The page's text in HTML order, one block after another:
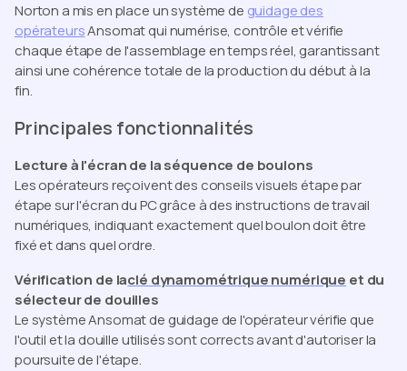
Norton a mis en place un système de guidage des
opérateursAnsomat qui numérise, contrôle et vérifie
chaque étape de l'assemblage en temps réel, garantissant
ainsi une cohérence totale de la production du début à la
fin.
Principales fonctionnalités
Lecture à l'écran de la séquence de boulons
Les opérateurs reçoivent des conseils visuels étape par
étape sur l'écran du PC grâce à des instructions de travail
numériques, indiquant exactement quel boulon doit être
fixé et dans quel ordre.
Vérification de laclé dynamométrique numérique et du
sélecteur de douilles
Le système Ansomat de guidage de l'opérateur vérifie que
l'outil et la douille utilisés sont corrects avant d'autoriser la
poursuite de l'étape.